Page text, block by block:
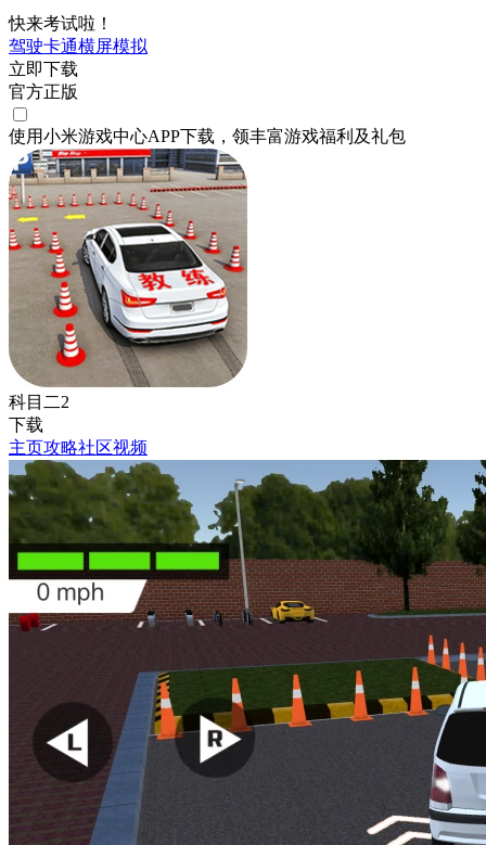
快来考试啦！
驾驶卡通横屏模拟
立即下载
官方正版
使用小米游戏中心APP下载 ，领丰富游戏福利 及礼包
科目二2
下载
主页攻略社区视频